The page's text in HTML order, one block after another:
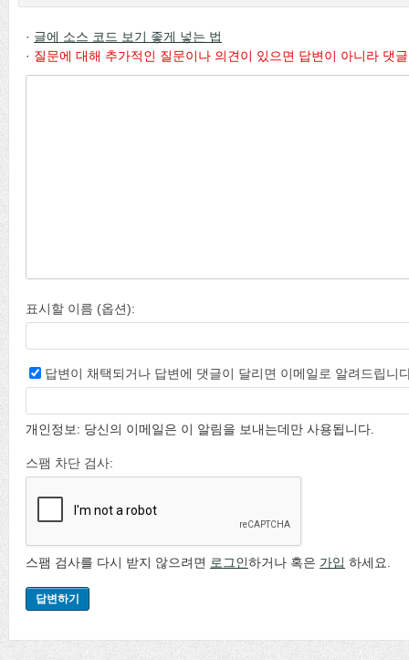
· 글에 소스 코드 보기 좋게 넣는 법
· 질문에 대해 추가적인 질문이나 의견이 있으면 답변이 아니라 댓
표시할 이름 (옵션):
답변이 채택되거나 답변에 댓글이 달리면 이메일로 알려드립니
개인정보: 당신의 이메일은 이 알림을 보내는데만 사용됩니다.
스팸 차단 검사:
스팸 검사를 다시 받지 않으려면 로그인하거나 혹은 가입 하세요.